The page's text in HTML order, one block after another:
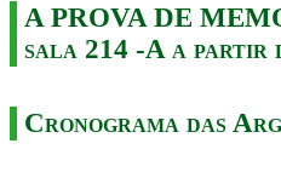
A PROVA DE
sala 214 -A a partir
Cronograma das